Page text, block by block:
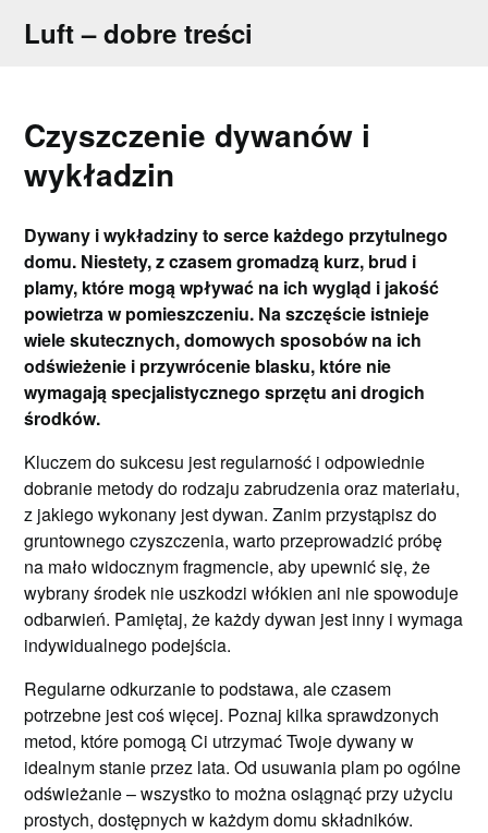
Luft – dobre treści
Czyszczenie dywanów i
wykładzin
Dywany i wykładziny to serce każdego przytulnego
domu. Niestety, z czasem gromadzą kurz, brud i
plamy, które mogą wpływać na ich wygląd i jakość
powietrza w pomieszczeniu. Na szczęście istnieje
wiele skutecznych, domowych sposobów na ich
odświeżenie i przywrócenie blasku, które nie
wymagają specjalistycznego sprzętu ani drogich
środków.
Kluczem do sukcesu jest regularność i odpowiednie
dobranie metody do rodzaju zabrudzenia oraz materiału,
z jakiego wykonany jest dywan. Zanim przystąpisz do
gruntownego czyszczenia, warto przeprowadzić próbę
na mało widocznym fragmencie, aby upewnić się, że
wybrany środek nie uszkodzi włókien ani nie spowoduje
odbarwień. Pamiętaj, że każdy dywan jest inny i wymaga
indywidualnego podejścia.
Regularne odkurzanie to podstawa, ale czasem
potrzebne jest coś więcej. Poznaj kilka sprawdzonych
metod, które pomogą Ci utrzymać Twoje dywany w
idealnym stanie przez lata. Od usuwania plam po ogólne
odświeżanie – wszystko to można osiągnąć przy użyciu
prostych, dostępnych w każdym domu składników.